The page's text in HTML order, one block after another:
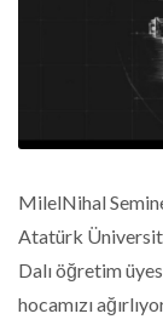
MilelNihal
Atatürk
Dalı öğretim
hocamızı